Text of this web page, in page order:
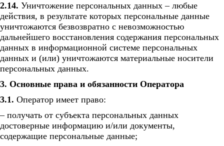
2.14. Уничтожение персональных данных – любые
действия, в результате которых персональные данные
уничтожаются безвозвратно с невозможностью
дальнейшего восстановления содержания персональных
данных в информационной системе персональных
данных и (или) уничтожаются материальные носители
персональных данных.
3. Основные права и обязанности Оператора
3.1. Оператор имеет право:
– получать от субъекта персональных данных
достоверные информацию и/или документы,
содержащие персональные данные;